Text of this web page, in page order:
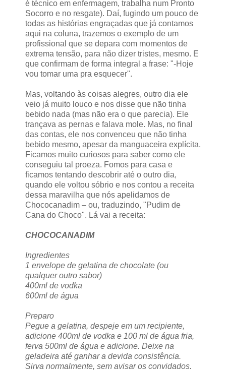
é técnico em enfermagem, trabalha num Pronto
Socorro e no resgate). Daí, fugindo um pouco de
todas as histórias engraçadas que já contamos
aqui na coluna, trazemos o exemplo de um
profissional que se depara com momentos de
extrema tensão, para não dizer tristes, mesmo. E
que confirmam de forma integral a frase: "-Hoje
vou tomar uma pra esquecer".
Mas, voltando às coisas alegres, outro dia ele
veio já muito louco e nos disse que não tinha
bebido nada (mas não era o que parecia). Ele
trançava as pernas e falava mole. Mas, no final
das contas, ele nos convenceu que não tinha
bebido mesmo, apesar da manguaceira explícita.
Ficamos muito curiosos para saber como ele
conseguiu tal proeza. Fomos para casa e
ficamos tentando descobrir até o outro dia,
quando ele voltou sóbrio e nos contou a receita
dessa maravilha que nós apelidamos de
Chococanadim – ou, traduzindo, "Pudim de
Cana do Choco". Lá vai a receita:
CHOCOCANADIM
Ingredientes
1 envelope de gelatina de chocolate (ou
qualquer outro sabor)
400ml de vodka
600ml de água
Preparo
Pegue a gelatina, despeje em um recipiente,
adicione 400ml de vodka e 100 ml de água fria,
ferva 500ml de água e adicione. Deixe na
geladeira até ganhar a devida consistência.
Sirva normalmente, sem avisar os convidados.